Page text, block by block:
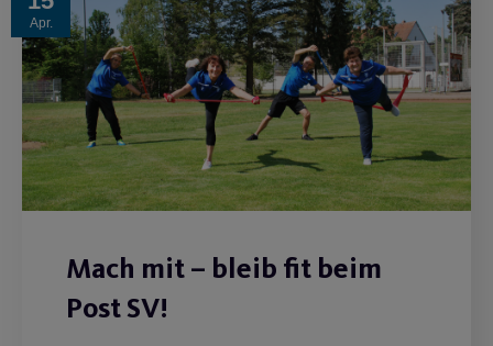
Apr.
Mach mit – bleib fit beim
Post SV!